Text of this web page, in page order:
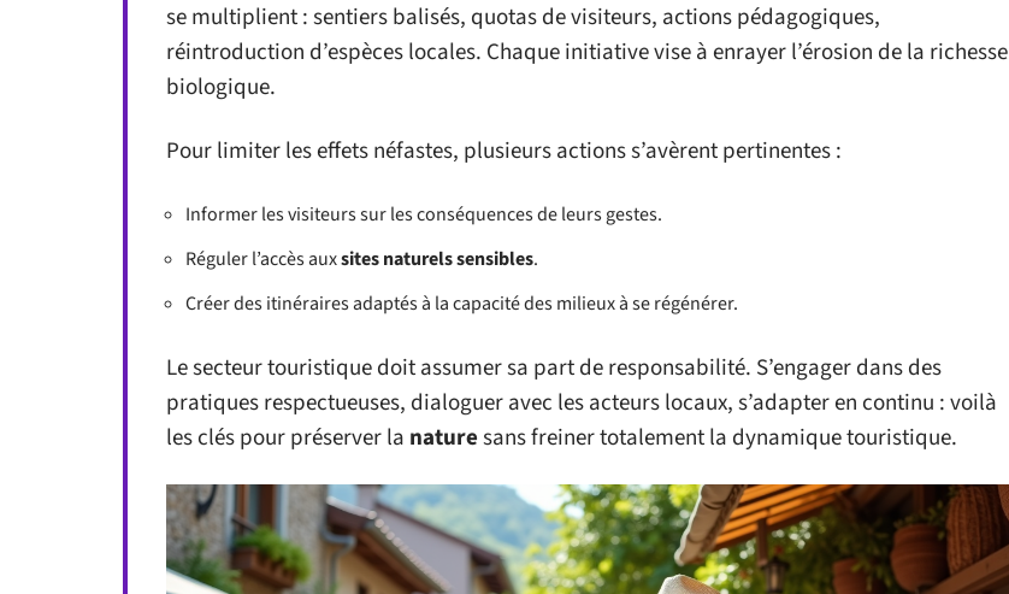
se multiplient : sentiers balisés, quotas de visiteurs, actions pédagogiques,
réintroduction d’espèces locales. Chaque initiative vise à enrayer l’érosion de la richesse
biologique.
Pour limiter les effets néfastes, plusieurs actions s’avèrent pertinentes :
Informer les visiteurs sur les conséquences de leurs gestes.
Réguler l’accès auxsites naturels sensibles.
Créer des itinéraires adaptés à la capacité des milieux à se régénérer.
Le secteur touristique doit assumer sa part de responsabilité. S’engager dans des
pratiques respectueuses, dialoguer avec les acteurs locaux, s’adapter en continu : voilà
les clés pour préserver la naturesans freiner totalement la dynamique touristique.